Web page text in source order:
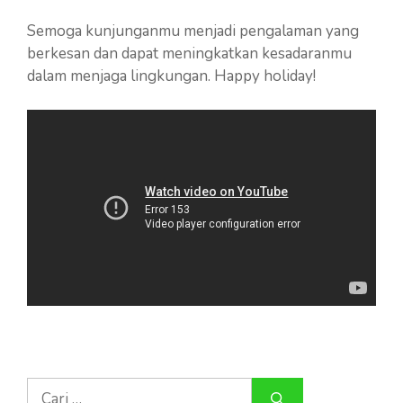
Semoga kunjunganmu menjadi pengalaman yang
berkesan dan dapat meningkatkan kesadaranmu
dalam menjaga lingkungan. Happy holiday!
Cari